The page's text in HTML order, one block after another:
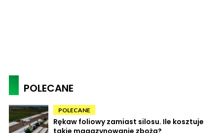
POLECANE
POLECANE
Rękaw foliowy zamiast silosu. Ile kosztuje
takie magazynowanie zboża?